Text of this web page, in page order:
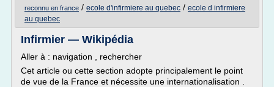
reconnu en france / ecole d'infirmiere au quebec / ecole d infirmiere
au quebec
Infirmier — Wikipédia
Aller à : navigation , rechercher
Cet article ou cette section adopte principalement le point
de vue de la France et nécessite une internationalisation .